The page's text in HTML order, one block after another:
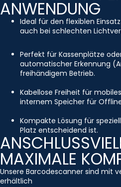
ANWENDUNG
Ideal für den flexiblen
auch bei schlechten
Perfekt für Kassenplätze
automatischer Erkennung
freihändigem Betrieb.
Kabellose Freiheit für
internem Speicher für
Kompakte Lösung für
Platz entscheidend ist.
MAXIMALE
Unsere Barcodescanner sind mit
erhältlich